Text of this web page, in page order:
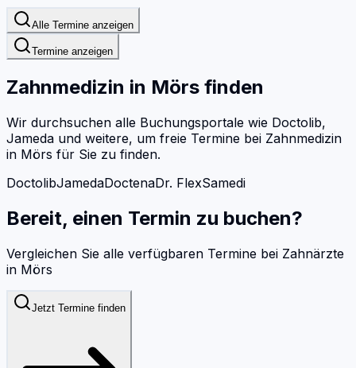
Alle Termine anzeigen
Termine anzeigen
Zahnmedizin in Mörs finden
Wir durchsuchen alle Buchungsportale wie Doctolib,
Jameda und weitere, um freie Termine bei Zahnmedizin
in Mörs für Sie zu finden.
DoctolibJamedaDoctenaDr. FlexSamedi
Bereit, einen Termin zu buchen?
Vergleichen Sie alle verfügbaren Termine bei Zahnärzte
in Mörs
Jetzt Termine finden